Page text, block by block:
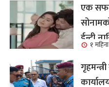
एक
हेर्नुहोस
१